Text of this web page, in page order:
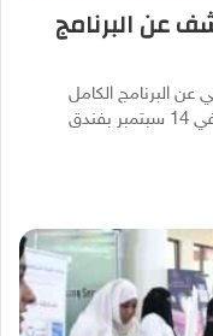
عن البرنامج
البرنامج الكامل
لمعرضها المرتقب لعام 2026، والذي سيُقام في 14 سبتمبر بفندق